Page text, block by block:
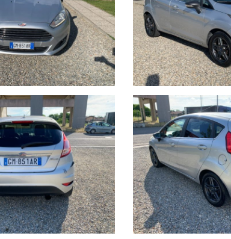
CON DOCUMENTI TUTTE LE AUTO NEL SUO STATO
EUROPEO.
ASSICURATIVI INLCUSI.
a carico dell’acquirente:
e prova su appuntamento.
mail oppure contattando i numeri di telefono
descrizioni dei veicoli offerti, che non